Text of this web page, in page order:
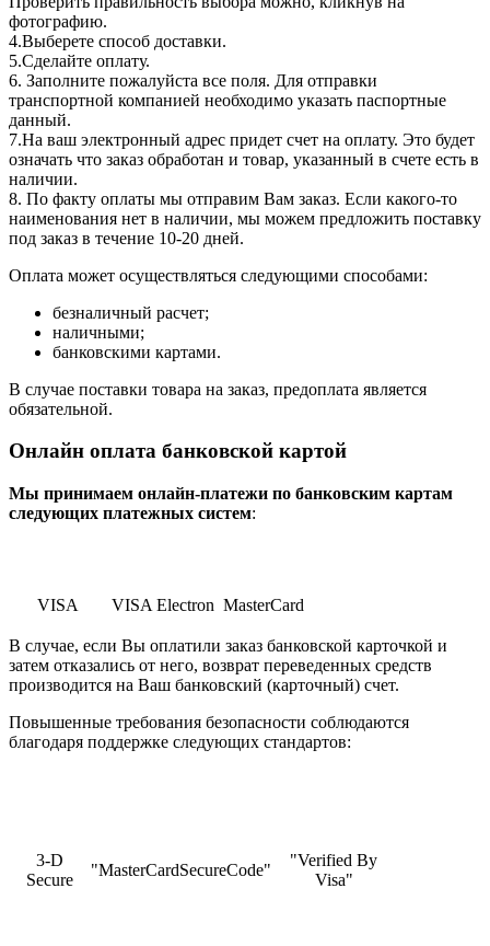
фотографию.
4.Выберете способ доставки.
5.Сделайте оплату.
6. Заполните пожалуйста все поля. Для отправки
транспортной компанией необходимо указать паспортные
данный.
7.На ваш электронный адрес придет счет на оплату. Это будет
означать что заказ обработан и товар, указанный в счете есть в
наличии.
8. По факту оплаты мы отправим Вам заказ. Если какого-то
наименования нет в наличии, мы можем предложить поставку
под заказ в течение 10-20 дней.
Оплата может осуществляться следующими способами:
безналичный расчет;
наличными;
банковскими картами.
В случае поставки товара на заказ, предоплата является
обязательной.
Онлайн оплата банковской картой
Мы принимаем онлайн-платежи по банковским картам
cледующих платежных систем:
VISA VISA Electron MasterCard
В случае, если Вы оплатили заказ банковской карточкой и
затем отказались от него, возврат переведенных средств
производится на Ваш банковский (карточный) счет.
Повышенные требования безопасности соблюдаются
благодаря поддержке следующих стандартов:
3-D
Secure
"MasterCardSecureCode"
"Verified By
Visa"